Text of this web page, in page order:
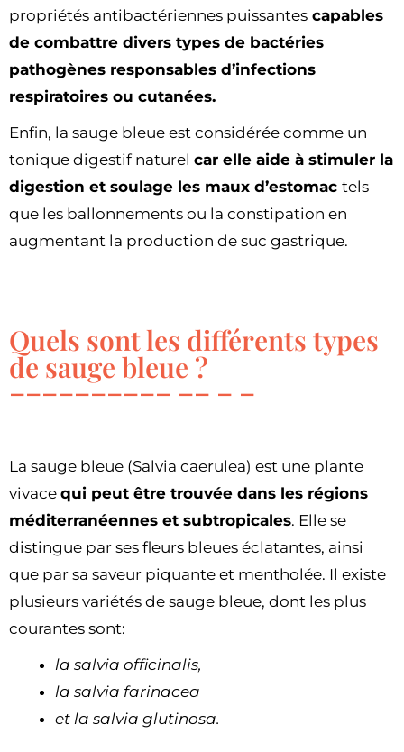
propriétés antibactériennes puissantes capables
de combattre divers types de bactéries
pathogènes responsables d’infections
respiratoires ou cutanées.
Enfin, la sauge bleue est considérée comme un
tonique digestif naturel car elle aide à stimuler la
digestion et soulage les maux d’estomac tels
que les ballonnements ou la constipation en
augmentant la production de suc gastrique.
Quels sont les différents types
de sauge bleue ?
La sauge bleue (Salvia caerulea) est une plante
vivace qui peut être trouvée dans les régions
méditerranéennes et subtropicales. Elle se
distingue par ses fleurs bleues éclatantes, ainsi
que par sa saveur piquante et mentholée. Il existe
plusieurs variétés de sauge bleue, dont les plus
courantes sont:
la salvia officinalis,
la salvia farinacea
et la salvia glutinosa.